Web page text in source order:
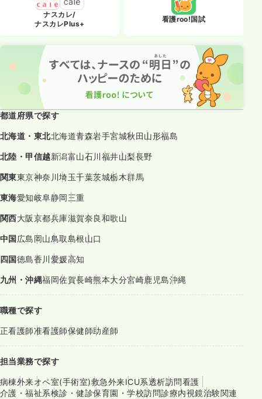
ナスカレ/
ナスカレPlus+
看護roo!国試
都道府県で探す
北海道・東北北海道青森岩手宮城秋田山形福島
北陸・甲信越新潟富山石川福井山梨長野
関東東京神奈川埼玉千葉茨城栃木群馬
東海愛知岐阜静岡三重
関西大阪京都兵庫滋賀奈良和歌山
中国広島岡山鳥取島根山口
四国徳島香川愛媛高知
九州・沖縄福岡佐賀長崎熊本大分宮崎鹿児島沖縄
職種で探す
正看護師准看護師保健師助産師
担当業務で探す
病棟外来オペ室(手術室)救急外来ICU系透析訪問看護
介護・福祉系検診・健診保育園・学校訪問診療内視鏡治験関連